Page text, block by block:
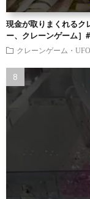
現金が取りまくれるク
ー、クレーンゲーム
クレーンゲーム・